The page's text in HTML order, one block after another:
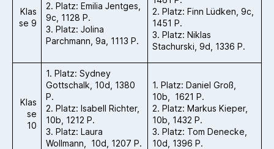
Klas
se 9
2. Platz: Emilia Jentges,
9c, 1128 P.
3. Platz: Jolina
Parchmann, 9a, 1113 P.
2. Platz: Finn Lüdken, 9c,
1451 P.
3. Platz: Niklas
Stachurski, 9d, 1336 P.
Klas
se
10
1. Platz: Sydney
Gottschalk, 10d, 1380
P.
2. Platz: Isabell Richter,
10b, 1212 P.
3. Platz: Laura
Wollmann, 10d, 1207 P.
1. Platz: Daniel Groß,
10b, 1621 P.
2. Platz: Markus Kieper,
10b, 1432 P.
3. Platz: Tom Denecke,
10d, 1396 P.